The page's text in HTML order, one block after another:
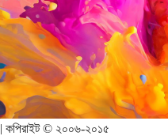
| কপিরাইট © ২০০৬-২০১৫